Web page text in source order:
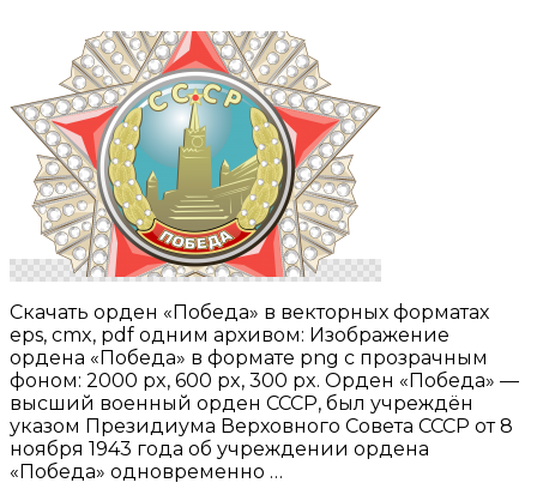
Скачать орден «Победа» в векторных форматах
eps, cmx, pdf одним архивом: Изображение
ордена «Победа» в формате png с прозрачным
фоном: 2000 px, 600 px, 300 px. Орден «Победа» —
высший военный орден СССР, был учреждён
указом Президиума Верховного Совета СССР от 8
ноября 1943 года об учреждении ордена
«Победа» одновременно …